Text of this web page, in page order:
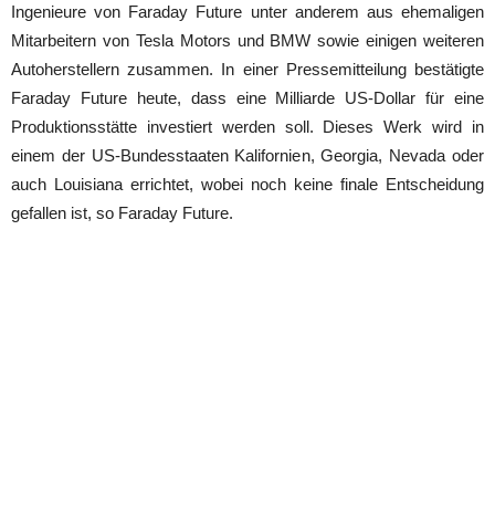
Ingenieure von Faraday Future unter anderem aus ehemaligen
Mitarbeitern von Tesla Motors und BMW sowie einigen weiteren
Autoherstellern zusammen. In einer Pressemitteilung bestätigte
Faraday Future heute, dass eine Milliarde US-Dollar für eine
Produktionsstätte investiert werden soll. Dieses Werk wird in
einem der US-Bundesstaaten Kalifornien, Georgia, Nevada oder
auch Louisiana errichtet, wobei noch keine finale Entscheidung
gefallen ist, so Faraday Future.